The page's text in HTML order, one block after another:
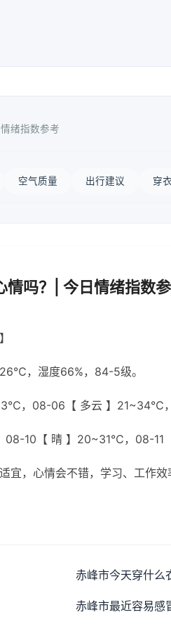
绪指数参考
空气质量 出行建议 穿
情吗？| 今日情绪指数
，湿度66%，84-5级。
，08-06【 多云 】21~34℃
10【 晴 】20~31℃，08-11
宜，心情会不错，学习、工作
赤峰市今天穿什么
赤峰市最近容易感